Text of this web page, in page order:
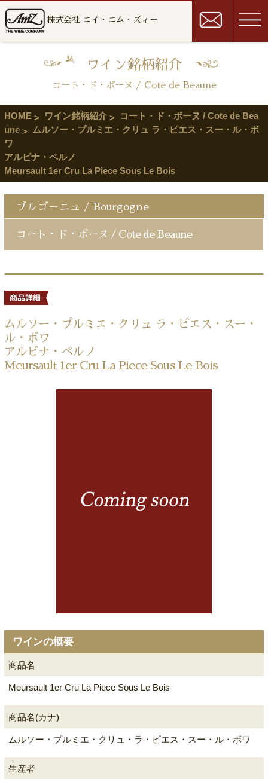
株式会社 エイ・エム・ズィー
ワイン銘柄紹介
コート・ド・ボーヌ / Cote de Beaune
HOME ワイン銘柄紹介
コート・ド・ボーヌ / Cote de Bea
une
ムルソー・プルミエ・クリュ ラ・ピエス・スー・ル・ボ
ワ
アルビナ・ペルノ
Meursault 1er Cru La Piece Sous Le Bois
ブルゴーニュ / Bourgogne
コート・ド・ボーヌ / Cote de Beaune
ムルソー・プルミエ・クリュ ラ・ピエス・スー・
ル・ボワ
アルビナ・ペルノ
Meursault 1er Cru La Piece Sous Le Bois
ワインの概要
商品名
Meursault 1er Cru La Piece Sous Le Bois
商品名(カナ)
ムルソー・プルミエ・クリュ・ラ・ピエス・スー・ル・ボワ
生産者